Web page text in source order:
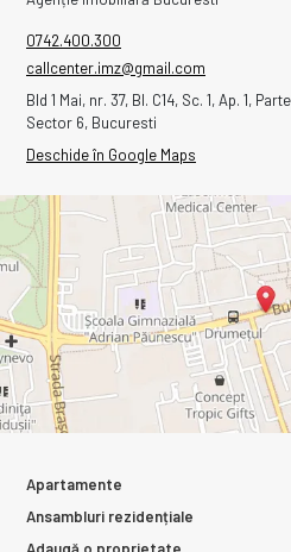
0742.400.300
callcenter.imz@gmail.com
Bld 1 Mai, nr. 37, Bl. C14, Sc. 1, Ap. 1,
Sector 6, Bucuresti
Deschide în Google Maps
Apartamente
Ansambluri rezidențiale
Adaugă o proprietate